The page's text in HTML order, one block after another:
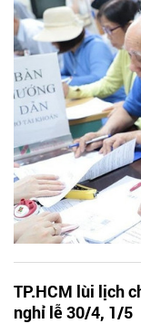
nâng mức nhận tối
TP.HCM lùi lịch
nghỉ lễ 30/4, 1/5